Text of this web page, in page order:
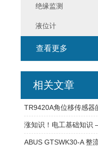
绝缘监测
液位计
查看更多
相关文章
ABUS GTSWK30-A 整